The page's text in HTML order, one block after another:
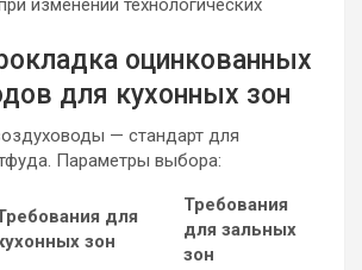
изменении технологических
оцинкованных
для кухонных зон
— стандарт для
Параметры выбора:
для
зон
Требования
для зальных
зон